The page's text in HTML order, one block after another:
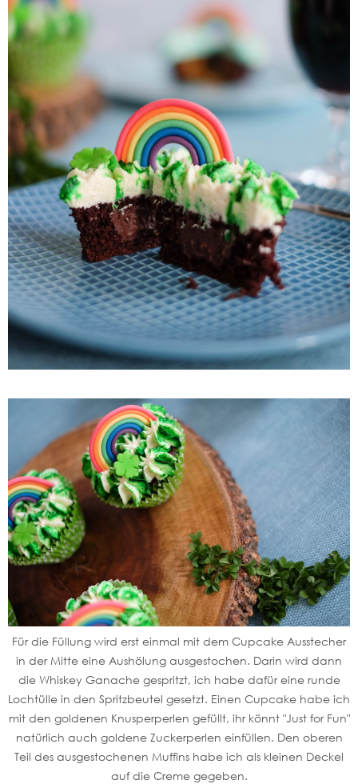
Für die Füllung wird erst einmal mit dem Cupcake Ausstecher
in der Mitte eine Aushölung ausgestochen. Darin wird dann
die Whiskey Ganache gespritzt, ich habe dafür eine runde
Lochtülle in den Spritzbeutel gesetzt. Einen Cupcake habe ich
mit den goldenen Knusperperlen gefüllt, ihr könnt "Just for Fun"
natürlich auch goldene Zuckerperlen einfüllen. Den oberen
Teil des ausgestochenen Muffins habe ich als kleinen Deckel
auf die Creme gegeben.